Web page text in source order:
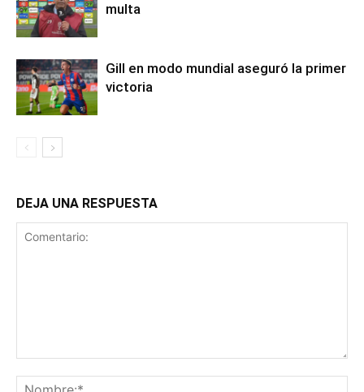
multa
Gill en modo mundial aseguró la primer
victoria
DEJA UNA RESPUESTA